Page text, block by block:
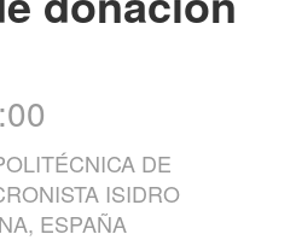
DE
ISIDRO
ESPAÑA